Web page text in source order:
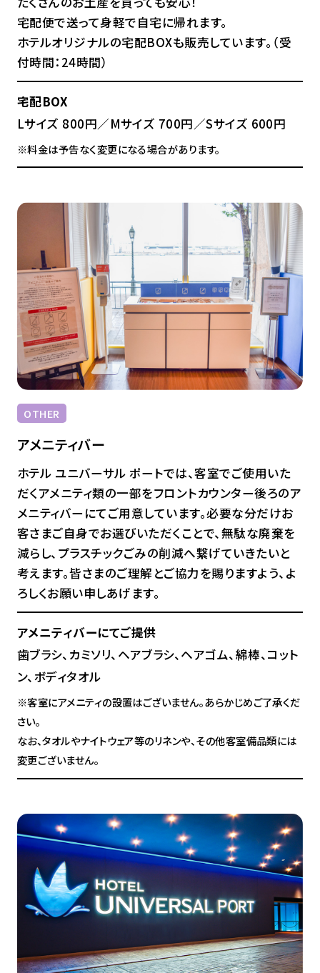
宅配便で送って身軽で自宅に帰れます。
ホテルオリジナルの宅配BOXも販売しています。（受
付時間：24時間）
宅配BOX
Lサイズ 800円／Mサイズ 700円／Sサイズ 600円
※料金は予告なく変更になる場合があります。
OTHER
アメニティバー
ホテル ユニバーサル ポートでは、客室でご使用いた
だくアメニティ類の一部をフロントカウンター後ろのア
メニティバーにてご用意しています。必要な分だけお
客さまご自身でお選びいただくことで、無駄な廃棄を
減らし、プラスチックごみの削減へ繋げていきたいと
考えます。皆さまのご理解とご協力を賜りますよう、よ
ろしくお願い申しあげます。
アメニティバーにてご提供
歯ブラシ、カミソリ、ヘアブラシ、ヘアゴム、綿棒、コット
ン、ボディタオル
※客室にアメニティの設置はございません。あらかじめご了承くだ
さい。
なお、タオルやナイトウェア等のリネンや、その他客室備品類には
変更ございません。